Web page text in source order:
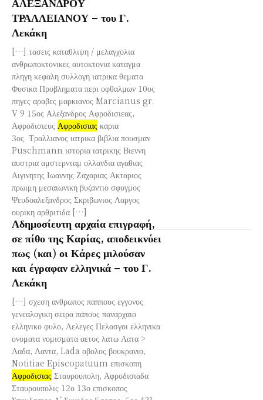
ΤΡΑΛΛΕΙΑΝΟΥ – του Γ.
Λεκάκη
[…] τασεις καταθλιψη / μελαγχολια
ανθρωποκτονικες αυτοκτονια καταγμα
πληγη κεφαλη συλλογη ιατρικα θεματα
Φυσικα Προβληματα περι οφθαλμων 10ος
πηγες αραβες μαρκιανος Marcianus gr.
V 9 15ος Αλεξανδρος Αφροδισιεας,
Αφροδισιευς Αφροδισιας καρια
3ος Τραλλιανος ιατρικα βιβλια πουσμαν
Puschmann ιστορια ιατρικης Βιεννη
αυστρια αμστερνταμ ολλανδια αγαθιας
Αιγινητης Ιωαννης Ζαχαριας Ακταριος
πρωιμη μεσαιωνικη βυζαντιο σφυγμος
Ψευδοαλεξανδρος Σκριβωνιος Λαργος
ουρικη αρθριτιδα […]
Αδημοσίευτη αρχαία επιγραφή,
σε πίθο της Καρίας, αποδεικνύει
πως (και) οι Κάρες μιλούσαν
και έγραφαν ελληνικά – του Γ.
Λεκάκη
[…] σχεση ανθρωπος παππους εγγονος
γενεαλογικη σειρα παπους παναρχαιο
ελληνικο φυλο, Λελεγες Πελασγοι ελληνικα
ονοματα νομισματα αετος λατω Λατα >
Λαδα, Λαντα, Lada οβολος βουκρανιο,
Notitiae Episcopatuum επισκοπη
Αφροδισιας Σταυρουπολη, Αφροδισιαδα
Σταυρουπολις 12ο 13ο επισκοπος